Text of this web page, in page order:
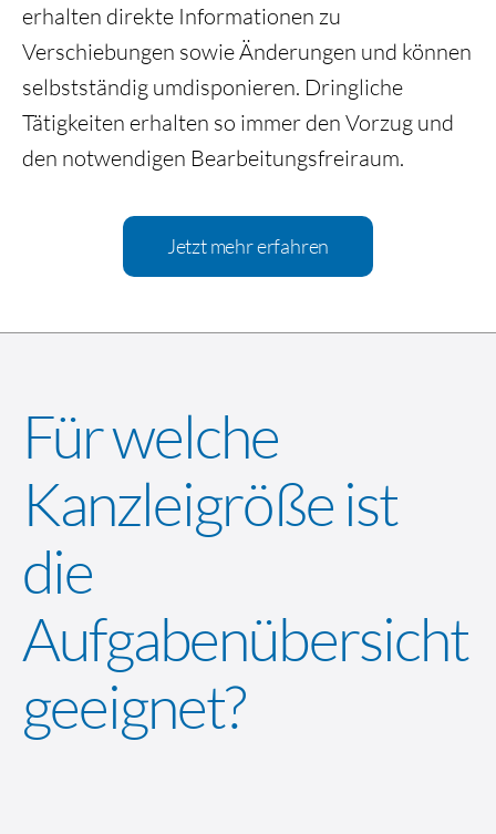
erhalten direkte Informationen zu
Verschiebungen sowie Änderungen und können
selbstständig umdisponieren. Dringliche
Tätigkeiten erhalten so immer den Vorzug und
den notwendigen Bearbeitungsfreiraum.
Jetzt mehr erfahren
Für welche
Kanzleigröße ist
die
Aufgabenübersicht
geeignet?